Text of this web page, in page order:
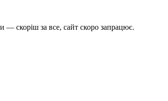
— скоріш за все, сайт скоро запрацює.